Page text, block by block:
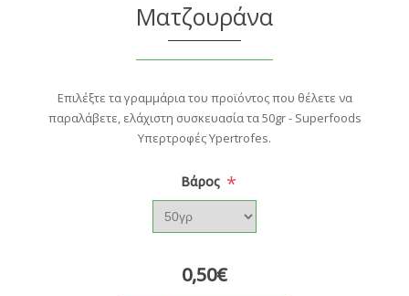
Ματζουράνα
Επιλέξτε τα γραμμάρια του προϊόντος που θέλετε να
παραλάβετε, ελάχιστη συσκευασία τα 50gr - Superfoods
Υπερτροφές Ypertrofes.
Βάρος *
0,50€